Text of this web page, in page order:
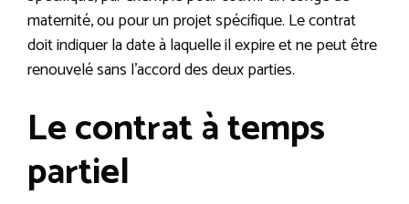
maternité, ou pour un projet spécifique. Le contrat
doit indiquer la date à laquelle il expire et ne peut être
renouvelé sans l’accord des deux parties.
Le contrat à temps
partiel